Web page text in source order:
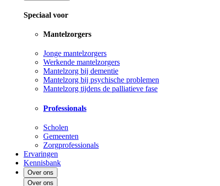
Speciaal voor
Mantelzorgers
Jonge mantelzorgers
Werkende mantelzorgers
Mantelzorg bij dementie
Mantelzorg bij psychische problemen
Mantelzorg tijdens de palliatieve fase
Professionals
Scholen
Gemeenten
Zorgprofessionals
Ervaringen
Kennisbank
Over ons
Over ons